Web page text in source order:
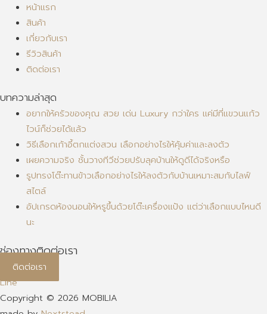
หน้าแรก
สินค้า
เกี่ยวกับเรา
รีวิวสินค้า
ติดต่อเรา
บทความล่าสุด
อยากให้ครัวของคุณ สวย เด่น Luxury กว่าใคร แค่มีที่แขวนแก้ว
ไวน์ก็ช่วยได้แล้ว
วิธีเลือกเก้าอี้ตกแต่งสวน เลือกอย่างไรให้คุ้มค่าและลงตัว
เผยความจริง ชั้นวางทีวีช่วยปรับลุคบ้านให้ดูดีได้จริงหรือ
รูปทรงโต๊ะทานข้าวเลือกอย่างไรให้ลงตัวกับบ้านเหมาะสมกับไลฟ์
สไตล์
อัปเกรดห้องนอนให้หรูขึ้นด้วยโต๊ะเครื่องแป้ง แต่ว่าเลือกแบบไหนดี
นะ
ช่องทางติดต่อเรา
ติดต่อเรา
Line
Copyright © 2026 MOBILIA